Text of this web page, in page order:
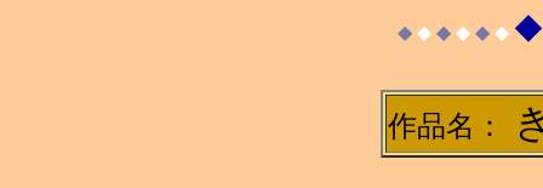
◆ ◆ ◆ ◆ ◆ ◆ ◆
作品名：